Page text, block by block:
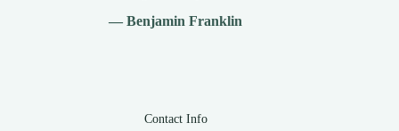
— Benjamin Franklin
Contact Info